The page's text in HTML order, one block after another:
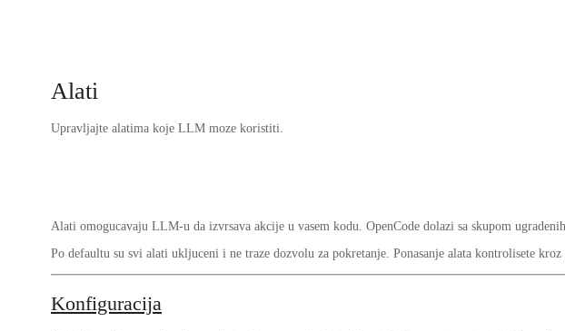
Alati
Upravljajte alatima koje LLM moze koristiti.
Alati omogucavaju LLM-u da izvrsava akcije u vasem kodu. OpenCode dolazi sa skupom
Po defaultu su svi alati ukljuceni i ne traze dozvolu za pokretanje. Ponasanje alata kontrolisete kroz
Konfiguracija